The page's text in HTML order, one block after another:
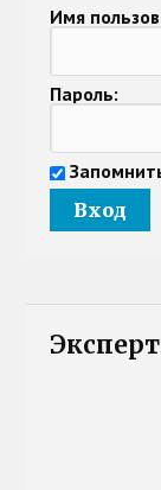
Имя
Пароль: